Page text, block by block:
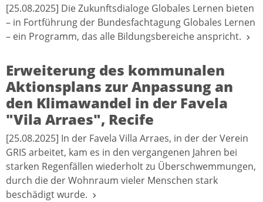
[25.08.2025] Die Zukunftsdialoge Globales Lernen bieten
– in Fortführung der Bundesfachtagung Globales Lernen
– ein Programm, das alle Bildungsbereiche anspricht.
Erweiterung des kommunalen
Aktionsplans zur Anpassung an
den Klimawandel in der Favela
"Vila Arraes", Recife
[25.08.2025] In der Favela Villa Arraes, in der der Verein
GRIS arbeitet, kam es in den vergangenen Jahren bei
starken Regenfällen wiederholt zu Überschwemmungen,
durch die der Wohnraum vieler Menschen stark
beschädigt wurde.